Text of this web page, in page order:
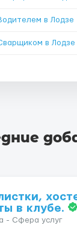
в Лодзе
в Лодзе
в клубе.
- Сфера услуг